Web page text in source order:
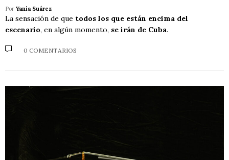
Por Yania Suárez
La sensación de que todos los que están encima del
escenario, en algún momento, se irán de Cuba.
0 COMENTARIOS